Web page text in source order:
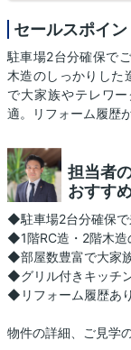
セールスポイン
駐車場2台分確保で
木造のしっかりした
で大家族やテレワ
適。リフォーム履歴
担当者
おすす
◆駐車場2台分確保で
◆1階RC造・2階木造
◆部屋数豊富で大家
◆グリル付きキッチ
◆リフォーム履歴あ
物件の詳細、ご見学